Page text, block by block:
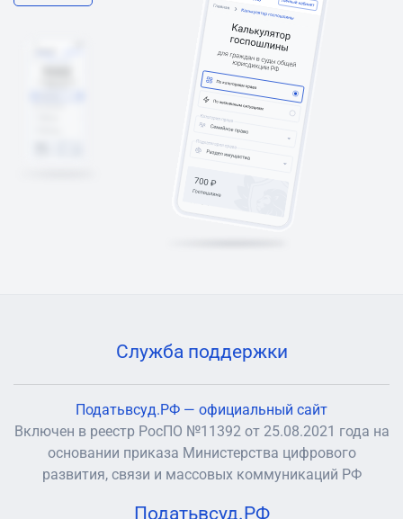
Служба поддержки
Податьвсуд.РФ — официальный сайт
Включен в реестр РосПО №11392 от 25.08.2021 года на
основании приказа Министерства цифрового
развития, связи и массовых коммуникаций РФ
Податьвсуд.РФ